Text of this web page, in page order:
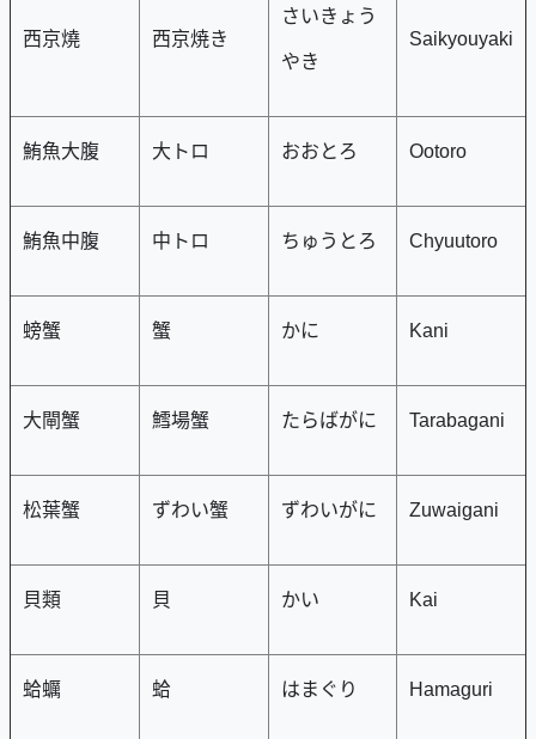
西京燒 西京焼き
さいきょう
やき
Saikyouyaki
鮪魚大腹 大トロ おおとろ Ootoro
鮪魚中腹 中トロ ちゅうとろ Chyuutoro
螃蟹 蟹 かに Kani
大閘蟹 鱈場蟹 たらばがに Tarabagani
松葉蟹 ずわい蟹 ずわいがに Zuwaigani
貝類 貝 かい Kai
蛤蠣 蛤 はまぐり Hamaguri